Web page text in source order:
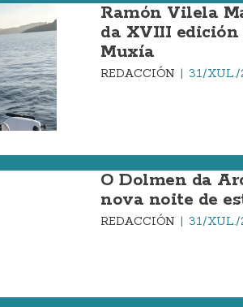
Ramón Vilela
da XVIII edición
Muxía
REDACCIÓN 31/
O Dolmen da
nova noite de
REDACCIÓN 31/